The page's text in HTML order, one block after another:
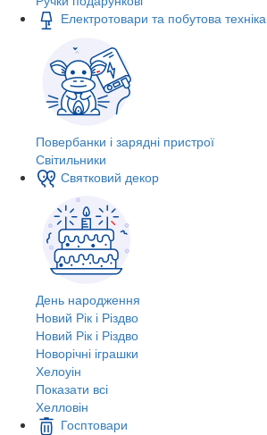
Електротовари та побутова техніка
Повербанки і зарядні пристрої
Світильники
Святковий декор
День народження
Новий Рік і Різдво
Новий Рік і Різдво
Новорічні іграшки
Хелоуін
Показати всі
Хелловін
Госптовари